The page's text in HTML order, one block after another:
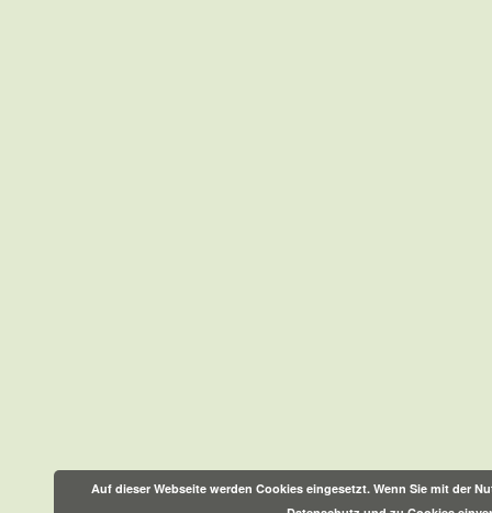
Auf dieser Webseite werden Cookies eingesetzt. Wenn Sie mit der